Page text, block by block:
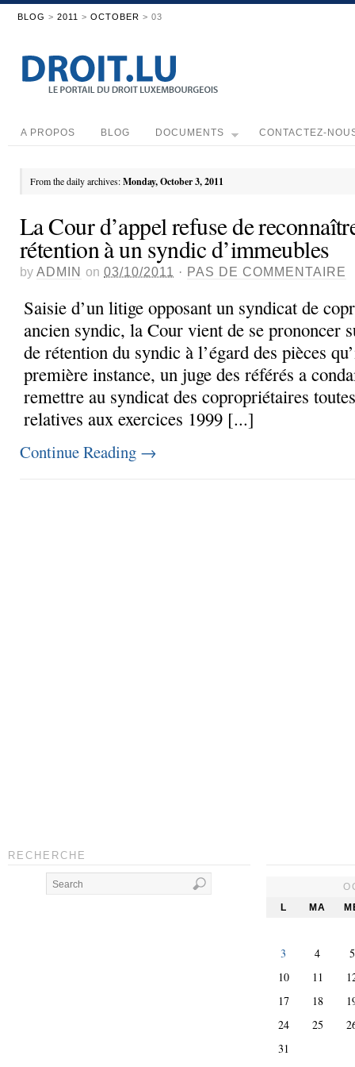
BLOG > 2011 > OCTOBER > 03
A PROPOS BLOG DOCUMENTS CONTACTEZ-
From the daily archives:Monday, October 3, 2011
La Cour d’appel refuse de
rétention à un syndic d’immeubles
by ADMIN on 03/10/2011 · PAS DE COMMENTAIRE
Saisie d’un litige opposant un syndicat de
ancien syndic, la Cour vient de se prononcer
de rétention du syndic à l’égard des pièces
première instance, un juge des référés a
remettre au syndicat des copropriétaires
relatives aux exercices 1999 [...]
Continue Reading →
RECHERCHE
L
MA
3 4
5
10
11
17
18
24
25
31